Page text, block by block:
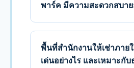
พาร์ค มีความสะดวกสบาย
พื้นที่สำนักงานให้เช่าภาย
เด่นอย่างไร และเหมาะกั